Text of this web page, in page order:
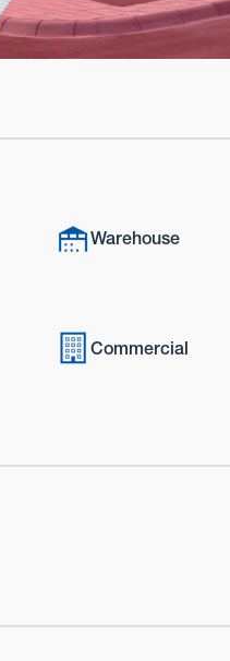
Warehouse
Commercial